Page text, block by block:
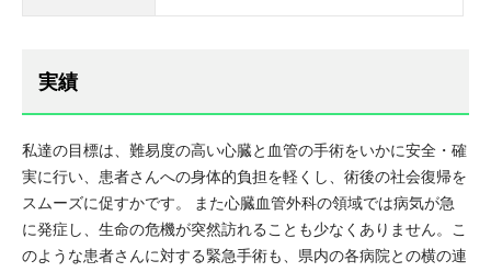
実績
私達の目標は、難易度の高い心臓と血管の手術をいかに安全・確
実に行い、患者さんへの身体的負担を軽くし、術後の社会復帰を
スムーズに促すかです。 また心臓血管外科の領域では病気が急
に発症し、生命の危機が突然訪れることも少なくありません。こ
のような患者さんに対する緊急手術も、県内の各病院との横の連